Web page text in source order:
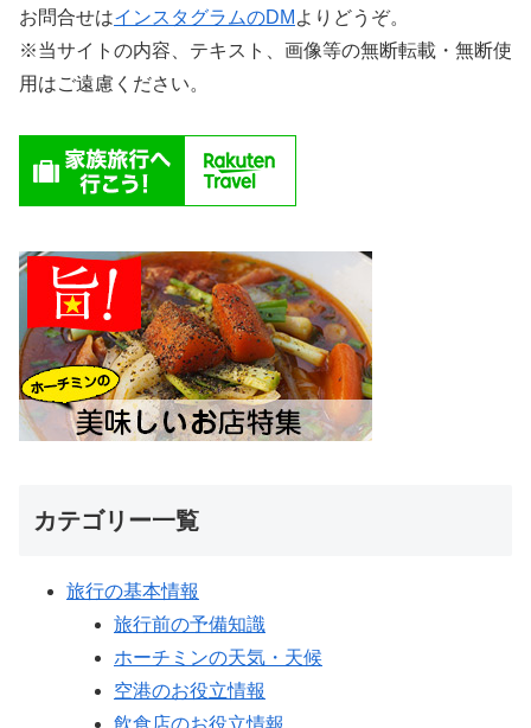
お問合せはインスタグラムのDM よりどうぞ。
※当サイトの内容、テキスト、画像等の無断転載・無断使
用はご遠慮ください。
カテゴリー一覧
旅行の基本情報
旅行前の予備知識
ホーチミンの天気・天候
空港のお役立情報